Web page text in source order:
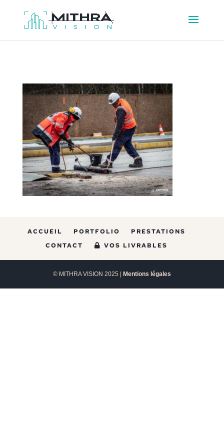
ACCUEIL PORTFOLIO
PRESTATIONS
CONTACT
VOS LIVRABLES
© MITHRA VISION 2025 | Mentions légales